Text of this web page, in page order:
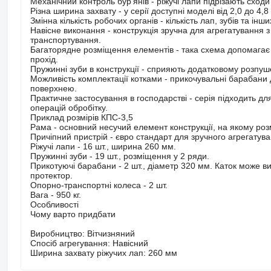
Різна ширина захвату - у серії доступні моделі від 2,0 до
Змінна кількість робочих органів - кількість лап, зубів та
Навісне виконання - конструкція зручна для
транспортування.
Багаторядне розміщення елементів - така схема
прохід.
Пружинні зуби в конструкції - сприяють додатковому
Можливість комплектації котками - прикочувальні
поверхнею.
Практичне застосування в господарстві - серія підходить
операцій обробітку.
Приклад розмірів КПС-3,5
Рама - основний несучий елемент конструкції, на якому
Причіпний пристрій - євро стандарт для зручного
Ріжучі лапи - 16 шт., ширина 260 мм.
Пружинні зуби - 19 шт., розміщення у 2 ряди.
Прикотуючі барабани - 2 шт., діаметр 320 мм. Каток може
протектор.
Опорно-транспортні колеса - 2 шт.
Вага - 950 кг.
Особливості
Чому варто придбати
Виробництво: Вітчизняний
Спосіб агрегування: Навісний
Ширина захвату ріжучих лап: 260 мм